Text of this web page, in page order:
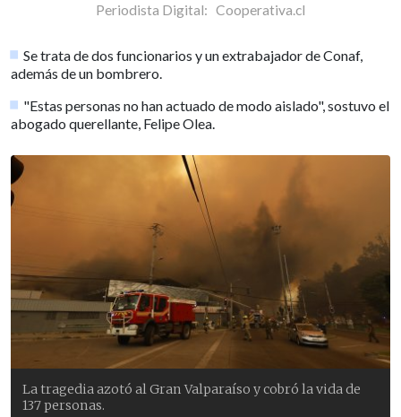
Periodista Digital: Cooperativa.cl
Se trata de dos funcionarios y un extrabajador de Conaf,
además de un bombrero.
"Estas personas no han actuado de modo aislado", sostuvo el
abogado querellante, Felipe Olea.
La tragedia azotó al Gran Valparaíso y cobró la vida de
137 personas.